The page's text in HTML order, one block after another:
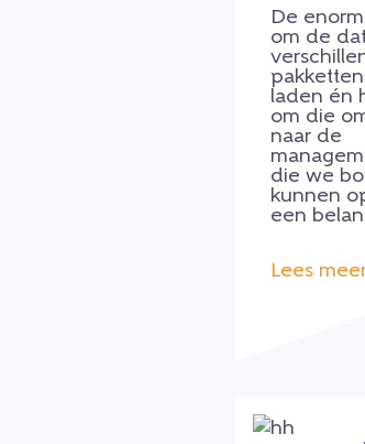
De
om de
laden én
om die
naar de
die we
kunnen
een
Lees